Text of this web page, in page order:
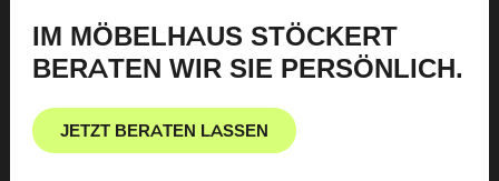
IM MÖBELHAUS STÖCKERT
BERATEN WIR SIE PERSÖNLICH.
JETZT BERATEN LASSEN